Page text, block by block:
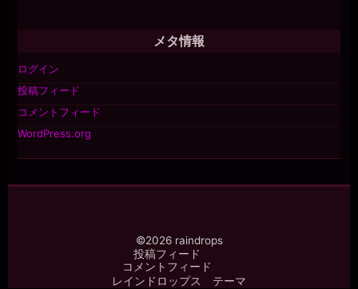
メタ情報
ログイン
投稿フィード
コメントフィード
WordPress.org
©2026 raindrops
投稿フィード
コメントフィード
レインドロップス テーマ